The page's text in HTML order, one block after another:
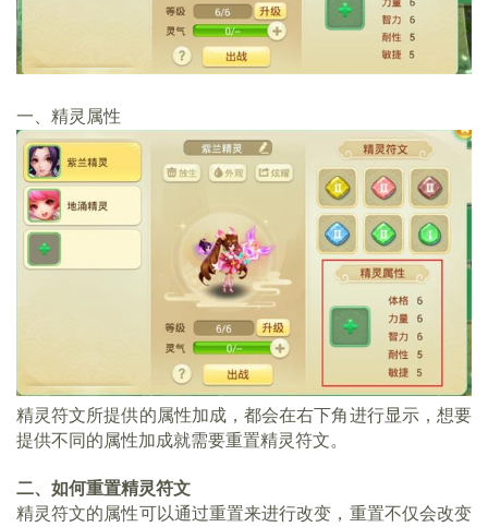
一、精灵属性
精灵符文所提供的属性加成，都会在右下角进行显示，想要
提供不同的属性加成就需要重置精灵符文。
二、如何重置精灵符文
精灵符文的属性可以通过重置来进行改变，重置不仅会改变